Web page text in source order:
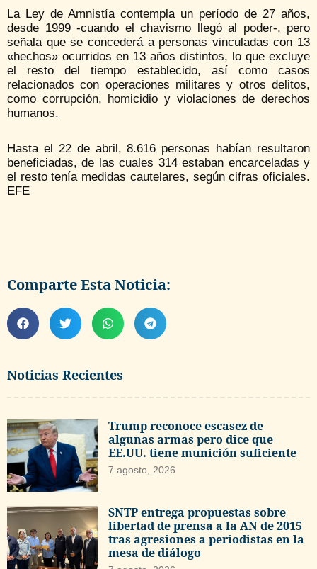
Noticias Recientes
Trump reconoce escasez de
algunas armas pero dice que
EE.UU. tiene munición suficiente
7 agosto, 2026
SNTP entrega propuestas sobre
libertad de prensa a la AN de 2015
tras agresiones a periodistas en la
mesa de diálogo
La Ley de Amnistía contempla un período de 27 años,
desde 1999 -cuando el chavismo llegó al poder-, pero
señala que se concederá a personas vinculadas con 13
«hechos» ocurridos en 13 años distintos, lo que excluye
el resto del tiempo establecido, así como casos
relacionados con operaciones militares y otros delitos,
como corrupción, homicidio y violaciones de derechos
humanos.
Hasta el 22 de abril, 8.616 personas habían resultaron
beneficiadas, de las cuales 314 estaban encarceladas y
el resto tenía medidas cautelares, según cifras oficiales.
EFE
Comparte Esta Noticia: